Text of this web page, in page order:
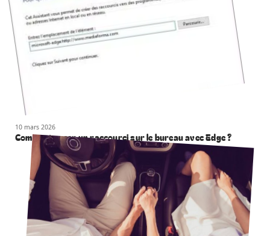
10 mars 2026
Comment creer un raccourci sur le bureau avec Edge ?